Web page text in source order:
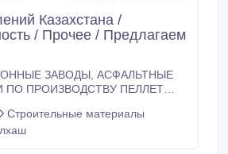
Казахстана /
/ Прочее / Предлагаем
ЗАВОДЫ, АСФАЛЬТНЫЕ
компании
Строительные материалы